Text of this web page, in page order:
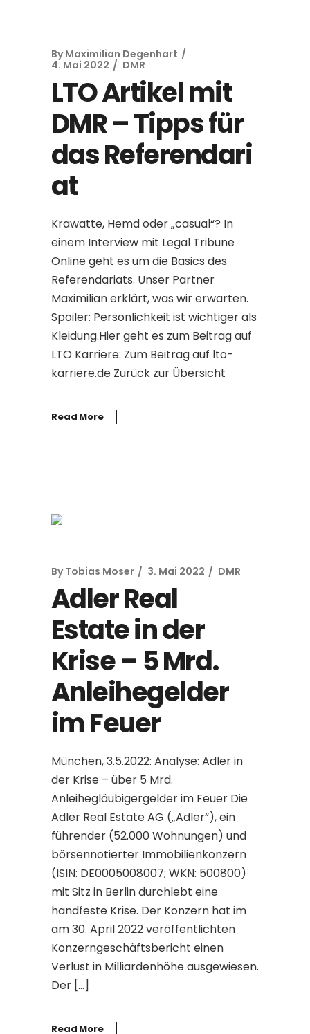
By Maximilian Degenhart
4. Mai 2022
DMR
LTO Artikel mit
DMR – Tipps für
das Referendari
at
Krawatte, Hemd oder „casual“? In
einem Interview mit Legal Tribune
Online geht es um die Basics des
Referendariats. Unser Partner
Maximilian erklärt, was wir erwarten.
Spoiler: Persönlichkeit ist wichtiger als
Kleidung.Hier geht es zum Beitrag auf
LTO Karriere: Zum Beitrag auf lto-
karriere.de Zurück zur Übersicht
Read More
By Tobias Moser 3. Mai 2022 DMR
Adler Real
Estate in der
Krise – 5 Mrd.
Anleihegelder
im Feuer
München, 3.5.2022: Analyse: Adler in
der Krise – über 5 Mrd.
Anleihegläubigergelder im Feuer Die
Adler Real Estate AG („Adler“), ein
führender (52.000 Wohnungen) und
börsennotierter Immobilienkonzern
(ISIN: DE0005008007; WKN: 500800)
mit Sitz in Berlin durchlebt eine
handfeste Krise. Der Konzern hat im
am 30. April 2022 veröffentlichten
Konzerngeschäftsbericht einen
Verlust in Milliardenhöhe ausgewiesen.
Der […]
Read More